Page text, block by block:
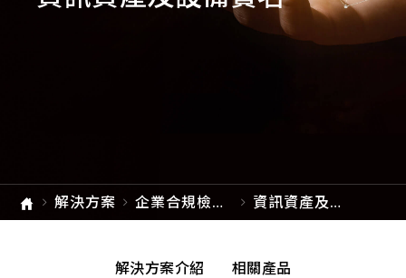
解決方案
企業合規檢視
方案
資訊資產及設
備實名
解決方案介紹 相關產品